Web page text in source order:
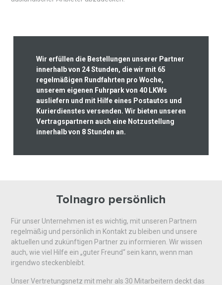
Wir erfüllen die Bestellungen unserer Partner
innerhalb von 24 Stunden, die wir mit 65
regelmäßigen Rundfahrten pro Woche,
unserem eigenen Fuhrpark von 40 LKWs
ausliefern und mit Hilfe eines Postautos und
Kurierdienstes versenden. Wir bieten unseren
Vertragspartnern auch eine Notzustellung
innerhalb von 8 Stunden an.
Tolnagro persönlich
Für unser Unternehmen ist es wichtig, mit unseren Partnern
regelmäßig und persönlich in Kontakt zu bleiben und unsere
aktuellen und zukünftigen Partner zu informieren. Wir wissen
auch, wie viel Hilfe ein „guter Freund“ sein kann, wenn man
irgendwo steckenbleibt.
Unser Vertretungsnetz mit mehr als 30 Mitarbeitern deckt das